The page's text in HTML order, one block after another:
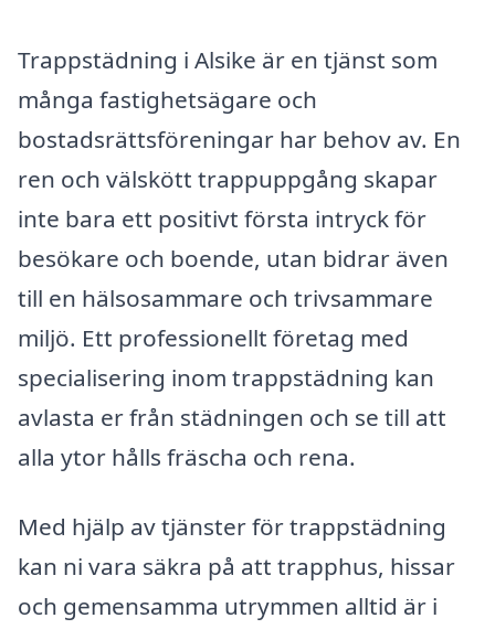
Trappstädning i Alsike är en tjänst som
många fastighetsägare och
bostadsrättsföreningar har behov av. En
ren och välskött trappuppgång skapar
inte bara ett positivt första intryck för
besökare och boende, utan bidrar även
till en hälsosammare och trivsammare
miljö. Ett professionellt företag med
specialisering inom trappstädning kan
avlasta er från städningen och se till att
alla ytor hålls fräscha och rena.
Med hjälp av tjänster för trappstädning
kan ni vara säkra på att trapphus, hissar
och gemensamma utrymmen alltid är i